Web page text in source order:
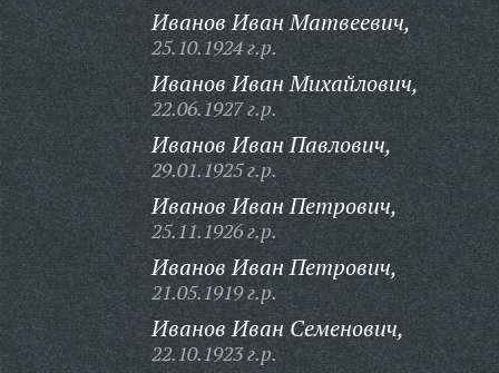
Иванов Иван Матвеевич,
25.10.1924 г.р.
Иванов Иван Михайлович,
22.06.1927 г.р.
Иванов Иван Павлович,
29.01.1925 г.р.
Иванов Иван Петрович,
25.11.1926 г.р.
Иванов Иван Петрович,
21.05.1919 г.р.
Иванов Иван Семенович,
22.10.1923 г.р.